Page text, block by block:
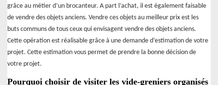
grâce au métier d’un brocanteur. A part l’achat, il est également faisable
de vendre des objets anciens. Vendre ces objets au meilleur prix est les
buts communs de tous ceux qui envisagent vendre des objets anciens.
Cette opération est réalisable grâce à une demande d’estimation de votre
projet. Cette estimation vous permet de prendre la bonne décision de
votre projet.
Pourquoi choisir de visiter les vide-greniers organisés